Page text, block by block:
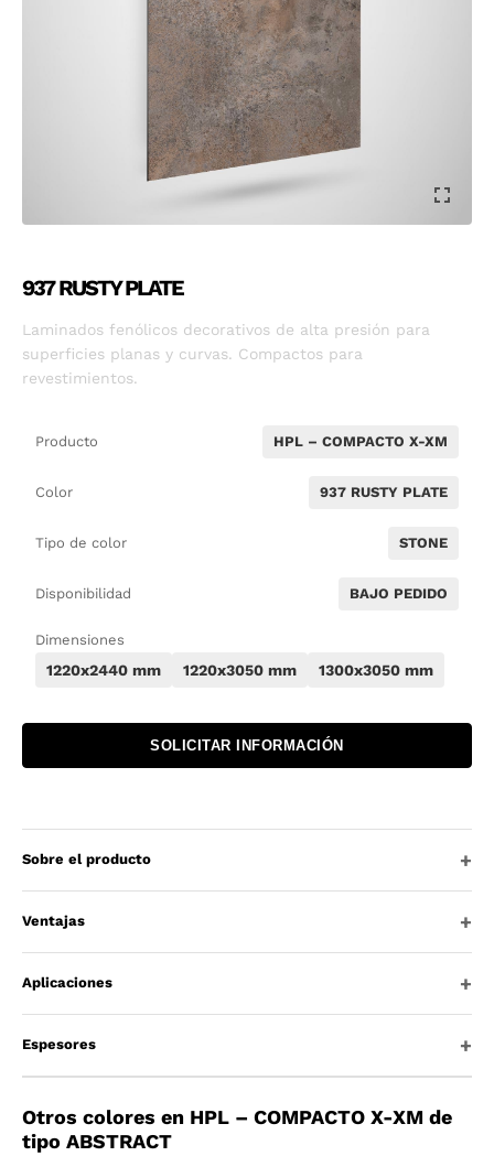
937 RUSTY PLATE
Laminados fenólicos decorativos de alta presión para
superficies planas y curvas. Compactos para
revestimientos.
Producto HPL – COMPACTO X-XM
Color 937 RUSTY PLATE
Tipo de color STONE
Disponibilidad BAJO PEDIDO
Dimensiones
1220x2440 mm 1220x3050 mm 1300x3050 mm
SOLICITAR INFORMACIÓN
Sobre el producto
Ventajas
Aplicaciones
Espesores
Otros colores en HPL – COMPACTO X-XM de
tipo ABSTRACT